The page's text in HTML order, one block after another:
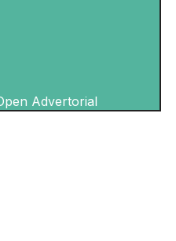
Advertorial